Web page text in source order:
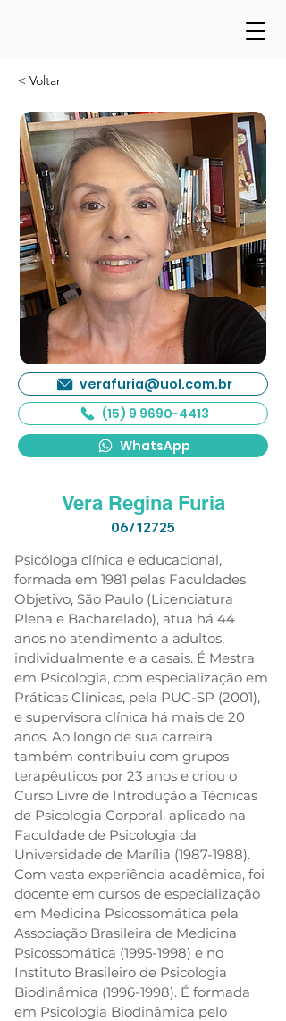
< Voltar
verafuria@uol.com.br
(15) 9 9690-4413
WhatsApp
Vera Regina Furia
06/12725
Psicóloga clínica e educacional,
formada em 1981 pelas Faculdades
Objetivo, São Paulo (Licenciatura
Plena e Bacharelado), atua há 44
anos no atendimento a adultos,
individualmente e a casais. É Mestra
em Psicologia, com especialização em
Práticas Clínicas, pela PUC-SP (2001),
e supervisora ​​clínica há mais de 20
anos. Ao longo de sua carreira,
também contribuiu com grupos
terapêuticos por 23 anos e criou o
Curso Livre de Introdução a Técnicas
de Psicologia Corporal, aplicado na
Faculdade de Psicologia da
Universidade de Marília (1987-1988).
Com vasta experiência acadêmica, foi
docente em cursos de especialização
em Medicina Psicossomática pela
Associação Brasileira de Medicina
Psicossomática (1995-1998) e no
Instituto Brasileiro de Psicologia
Biodinâmica (1996-1998). É formada
em Psicologia Biodinâmica pelo